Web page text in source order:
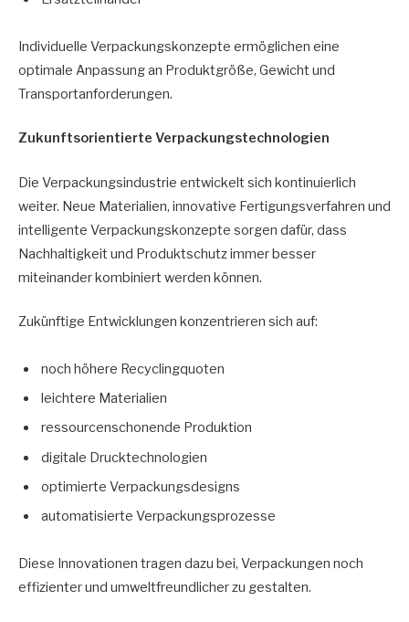
Individuelle Verpackungskonzepte ermöglichen eine
optimale Anpassung an Produktgröße, Gewicht und
Transportanforderungen.
Zukunftsorientierte Verpackungstechnologien
Die Verpackungsindustrie entwickelt sich kontinuierlich
weiter. Neue Materialien, innovative Fertigungsverfahren und
intelligente Verpackungskonzepte sorgen dafür, dass
Nachhaltigkeit und Produktschutz immer besser
miteinander kombiniert werden können.
Zukünftige Entwicklungen konzentrieren sich auf:
noch höhere Recyclingquoten
leichtere Materialien
ressourcenschonende Produktion
digitale Drucktechnologien
optimierte Verpackungsdesigns
automatisierte Verpackungsprozesse
Diese Innovationen tragen dazu bei, Verpackungen noch
effizienter und umweltfreundlicher zu gestalten.